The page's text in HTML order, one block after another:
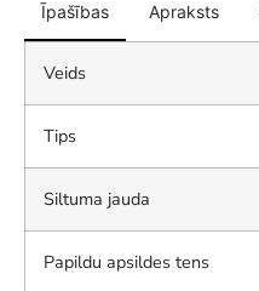
Īpašības Apraksts
Veids
Tips
Siltuma jauda
Papildu apsildes tens